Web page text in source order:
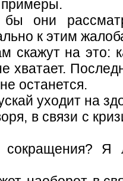
они
к этим
скажут на это:
хватает.
останется.
уходит на
в связи с
сокращения? Я